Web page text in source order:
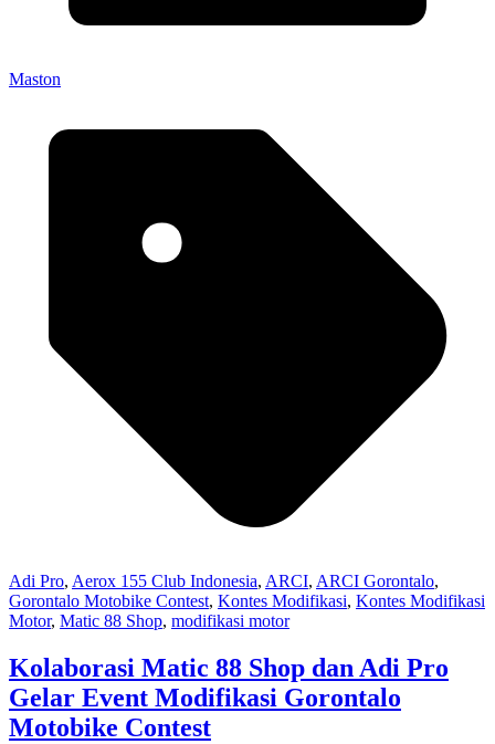
Maston
Adi Pro, Aerox 155 Club Indonesia, ARCI, ARCI Gorontalo,
Gorontalo Motobike Contest, Kontes Modifikasi, Kontes Modifikasi
Motor, Matic 88 Shop, modifikasi motor
Kolaborasi Matic 88 Shop dan Adi Pro
Gelar Event Modifikasi Gorontalo
Motobike Contest